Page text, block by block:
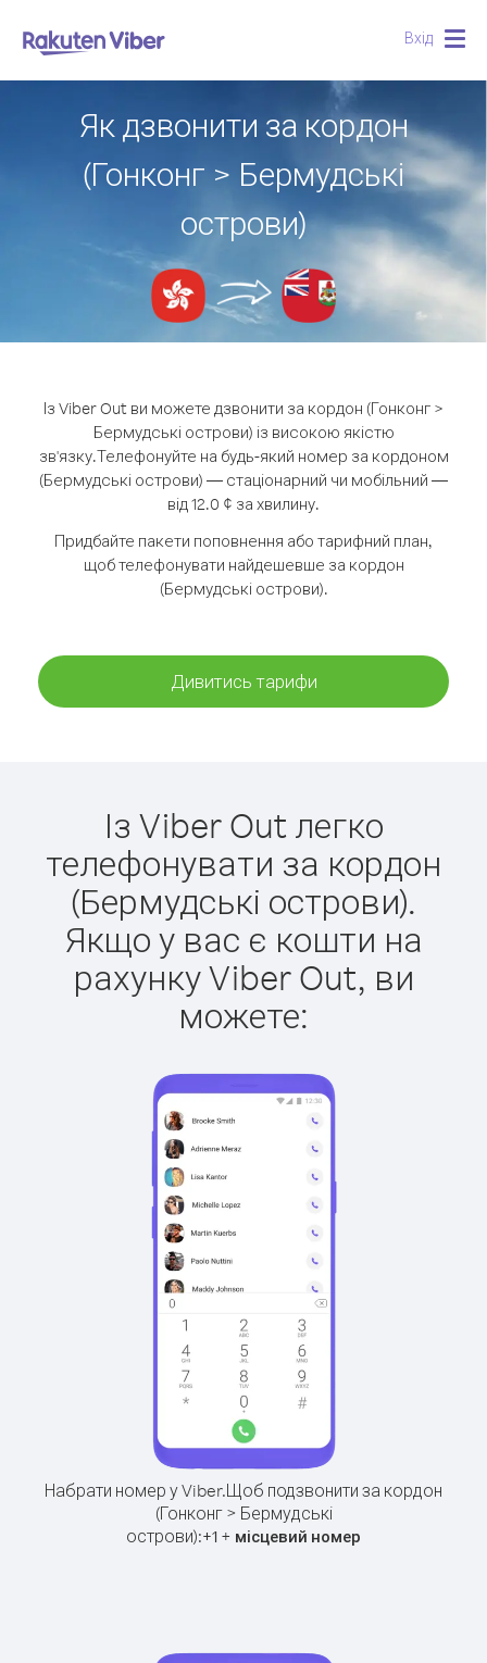
Вхід
Як дзвонити за кордон
(Гонконг > Бермудські
острови)
Із Viber Out ви можете дзвонити за кордон (Гонконг >
Бермудські острови) із високою якістю
зв'язку.Телефонуйте на будь-який номер за кордоном
(Бермудські острови) — стаціонарний чи мобільний —
від 12.0 ¢ за хвилину.
Придбайте пакети поповнення або тарифний план,
щоб телефонувати найдешевше за кордон
(Бермудські острови).
Дивитись тарифи
Із Viber Out легко
телефонувати за кордон
(Бермудські острови).
Якщо у вас є кошти на
рахунку Viber Out, ви
можете:
Набрати номер у Viber.Щоб подзвонити за кордон
(Гонконг > Бермудські
острови):+1 + місцевий номер